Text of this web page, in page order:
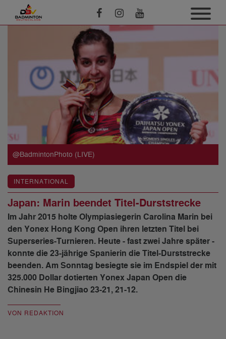
@BadmintonPhoto (LIVE)
INTERNATIONAL
Japan: Marin beendet Titel-Durststrecke
Im Jahr 2015 holte Olympiasiegerin Carolina Marin bei
den Yonex Hong Kong Open ihren letzten Titel bei
Superseries-Turnieren. Heute - fast zwei Jahre später -
konnte die 23-jährige Spanierin die Titel-Durststrecke
beenden. Am Sonntag besiegte sie im Endspiel der mit
325.000 Dollar dotierten Yonex Japan Open die
Chinesin He Bingjiao 23-21, 21-12.
VON REDAKTION